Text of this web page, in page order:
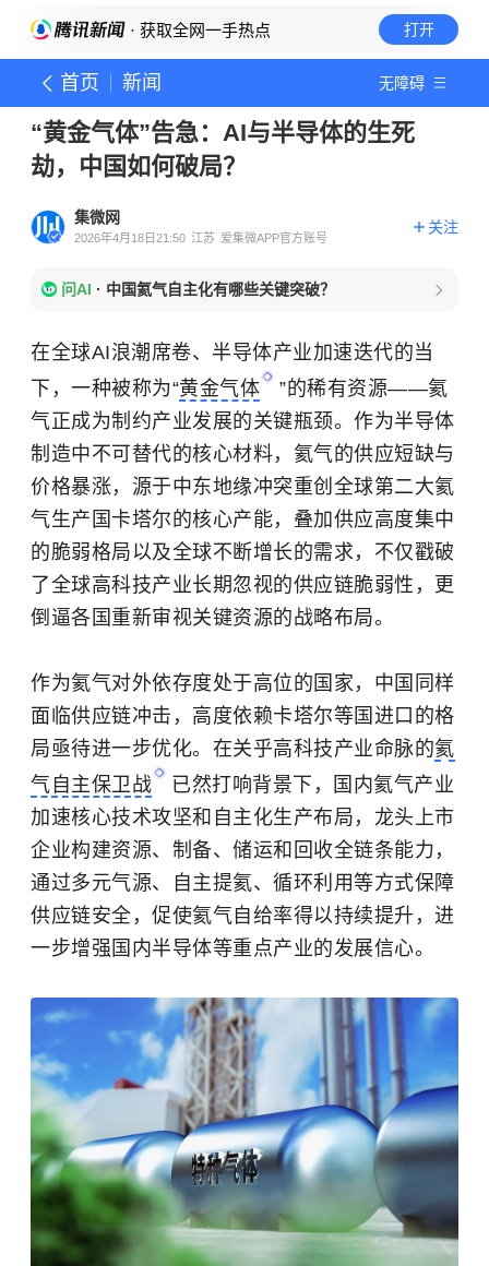
· 获取全网一手热点 打开
首页 新闻 无障碍
“黄金气体”告急：AI与半导体的生死
劫，中国如何破局？
集微网
2026年4月18日21:50 江苏 爱集微APP官方账号
关注
问AI · 中国氦气自主化有哪些关键突破？
在全球AI浪潮席卷、半导体产业加速迭代的当
下，一种被称为“黄金气体
”的稀有资源——氦
气正成为制约产业发展的关键瓶颈。作为半导体
制造中不可替代的核心材料，氦气的供应短缺与
价格暴涨，源于中东地缘冲突重创全球第二大氦
气生产国卡塔尔的核心产能，叠加供应高度集中
的脆弱格局以及全球不断增长的需求，不仅戳破
了全球高科技产业长期忽视的供应链脆弱性，更
倒逼各国重新审视关键资源的战略布局。
作为氦气对外依存度处于高位的国家，中国同样
面临供应链冲击，高度依赖卡塔尔等国进口的格
局亟待进一步优化。在关乎高科技产业命脉的氦
气自主保卫战
已然打响背景下，国内氦气产业
加速核心技术攻坚和自主化生产布局，龙头上市
企业构建资源、制备、储运和回收全链条能力，
通过多元气源、自主提氦、循环利用等方式保障
供应链安全，促使氦气自给率得以持续提升，进
一步增强国内半导体等重点产业的发展信心。